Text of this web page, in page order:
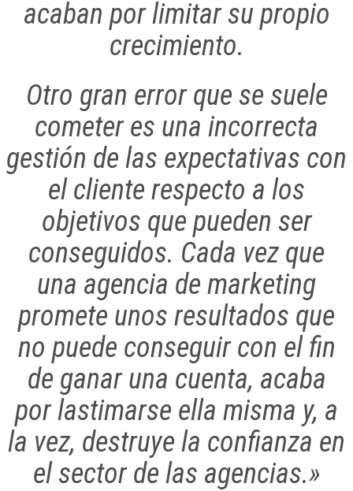
acaban por limitar su propio
crecimiento.
Otro gran error que se suele
cometer es una incorrecta
gestión de las expectativas con
el cliente respecto a los
objetivos que pueden ser
conseguidos. Cada vez que
una agencia de marketing
promete unos resultados que
no puede conseguir con el fin
de ganar una cuenta, acaba
por lastimarse ella misma y, a
la vez, destruye la confianza en
el sector de las agencias.»